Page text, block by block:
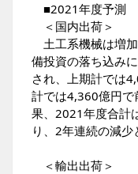
■2021年度予測
＜国内出荷＞
土工系機械は増
備投資の落ち込み
され、上期計では
計では4,360億円で
果、2021年度合計
り、2年連続の減少
＜輸出出荷＞